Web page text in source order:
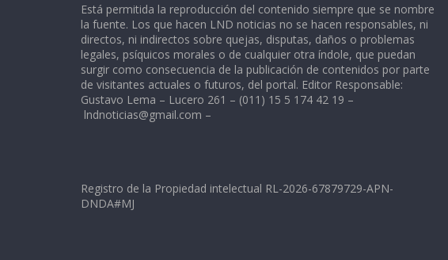
Está permitida la reproducción del contenido siempre que se nombre
la fuente. Los que hacen LND noticias no se hacen responsables, ni
directos, ni indirectos sobre quejas, disputas, daños o problemas
legales, psíquicos morales o de cualquier otra índole, que puedan
surgir como consecuencia de la publicación de contenidos por parte
de visitantes actuales o futuros, del portal. Editor Responsable:
Gustavo Lema – Lucero 261 – (011) 15 5 174 42 19 –
lndnoticias@gmail.com –
Registro de la Propiedad intelectual RL-2026-67879729-APN-
DNDA#MJ